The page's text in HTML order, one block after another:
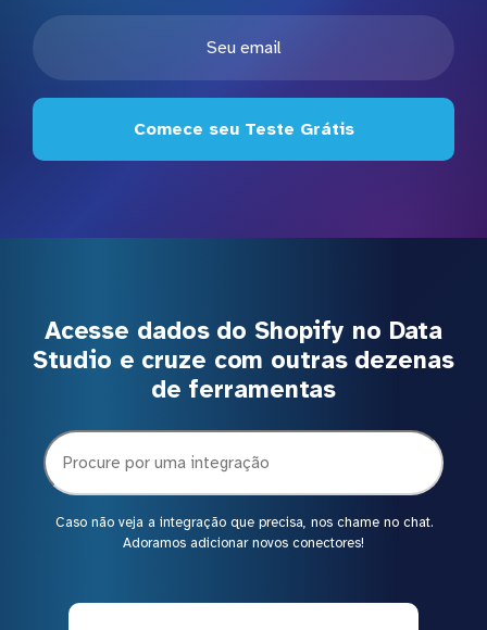
Comece seu Teste Grátis
Acesse dados do Shopify no Data
Studio e cruze com outras dezenas
de ferramentas
Caso não veja a integração que precisa, nos chame no chat.
Adoramos adicionar novos conectores!